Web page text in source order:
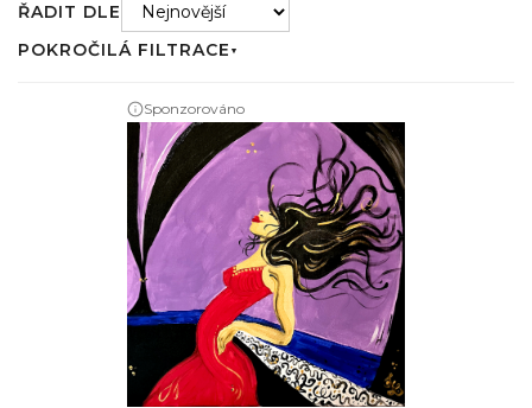
ŘADIT DLE
POKROČILÁ FILTRACE ▼
Sponzorováno